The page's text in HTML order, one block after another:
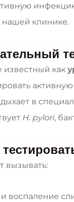
клинике.
известный как
в
H. pylori,
вызывать:
воспаление